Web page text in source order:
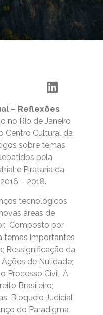
– Reflexões
no Rio de Janeiro
Centro Cultural da
sobre temas
pela
e Pirataria da
– 2018.
tecnológicos
áreas de
Composto por
temas importantes
Ressignificação da
de Nulidade;
Processo Civil; A
Brasileiro;
Bloqueio Judicial
do Paradigma